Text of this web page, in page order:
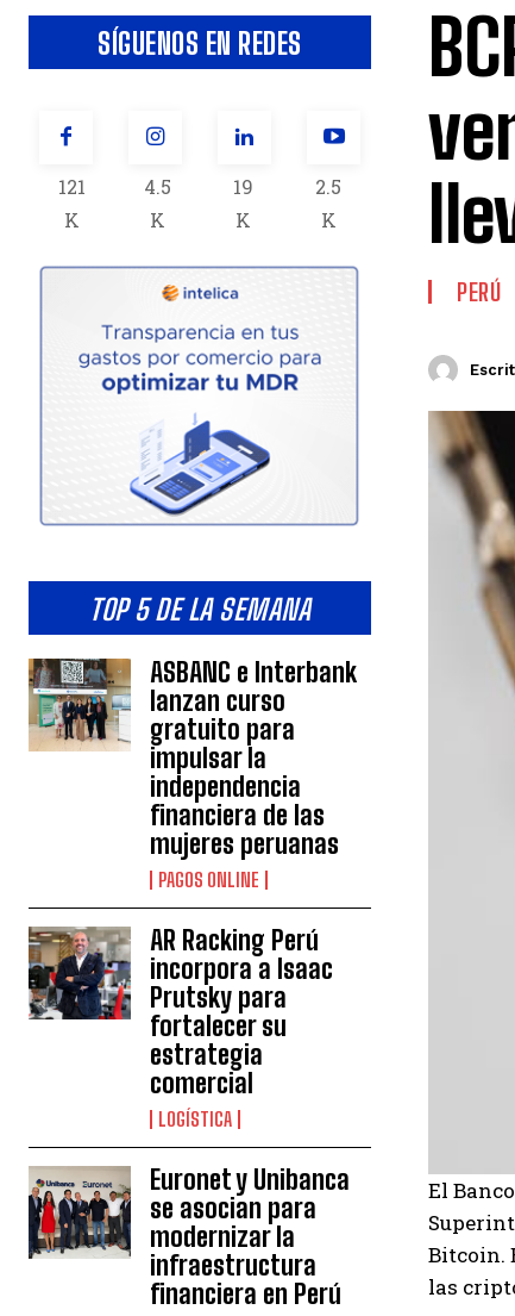
SÍGUENOS EN REDES
121
K
4.5
K
19
K
2.5
K
TOP 5 DE LA SEMANA
ASBANC e Interbank
lanzan curso
gratuito para
impulsar la
independencia
financiera de las
mujeres peruanas
PAGOS ONLINE
AR Racking Perú
incorpora a Isaac
Prutsky para
fortalecer su
estrategia
comercial
LOGÍSTICA
Euronet y Unibanca
se asocian para
modernizar la
infraestructura
financiera en Perú
PERÚ
El
Bitcoin.
las